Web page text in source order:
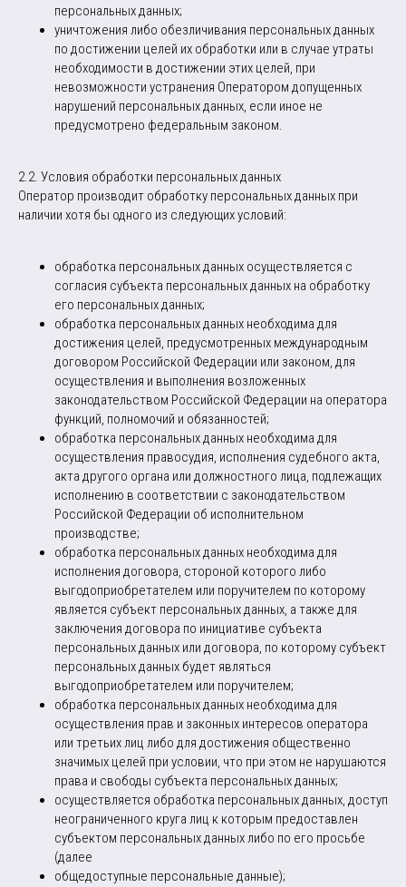
персональных данных;
уничтожения либо обезличивания персональных данных
по достижении целей их обработки или в случае утраты
необходимости в достижении этих целей, при
невозможности устранения Оператором допущенных
нарушений персональных данных, если иное не
предусмотрено федеральным законом.
2.2. Условия обработки персональных данных
Оператор производит обработку персональных данных при
наличии хотя бы одного из следующих условий:
обработка персональных данных осуществляется с
согласия субъекта персональных данных на обработку
его персональных данных;
обработка персональных данных необходима для
достижения целей, предусмотренных международным
договором Российской Федерации или законом, для
осуществления и выполнения возложенных
законодательством Российской Федерации на оператора
функций, полномочий и обязанностей;
обработка персональных данных необходима для
осуществления правосудия, исполнения судебного акта,
акта другого органа или должностного лица, подлежащих
исполнению в соответствии с законодательством
Российской Федерации об исполнительном
производстве;
обработка персональных данных необходима для
исполнения договора, стороной которого либо
выгодоприобретателем или поручителем по которому
является субъект персональных данных, а также для
заключения договора по инициативе субъекта
персональных данных или договора, по которому субъект
персональных данных будет являться
выгодоприобретателем или поручителем;
обработка персональных данных необходима для
осуществления прав и законных интересов оператора
или третьих лиц либо для достижения общественно
значимых целей при условии, что при этом не нарушаются
права и свободы субъекта персональных данных;
осуществляется обработка персональных данных, доступ
неограниченного круга лиц к которым предоставлен
субъектом персональных данных либо по его просьбе
(далее
общедоступные персональные данные);